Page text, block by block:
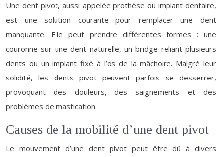
Une dent pivot, aussi appelée prothèse ou implant dentaire,
est une solution courante pour remplacer une dent
manquante. Elle peut prendre différentes formes : une
couronne sur une dent naturelle, un bridge reliant plusieurs
dents ou un implant fixé à l’os de la mâchoire. Malgré leur
solidité, les dents pivot peuvent parfois se desserrer,
provoquant des douleurs, des saignements et des
problèmes de mastication.
Causes de la mobilité d’une dent pivot
Le mouvement d’une dent pivot peut être dû à divers